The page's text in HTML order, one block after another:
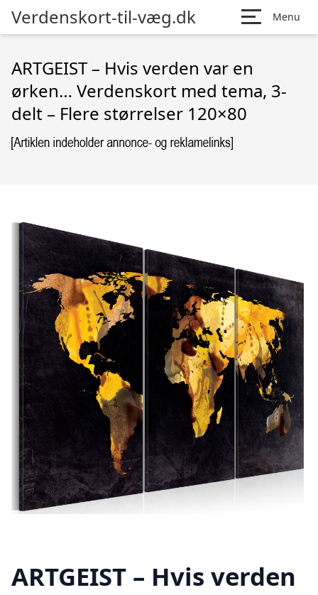
Verdenskort-til-væg.dk Menu
ARTGEIST – Hvis verden var en
ørken… Verdenskort med tema, 3-
delt – Flere størrelser 120×80
ARTGEIST – Hvis verden